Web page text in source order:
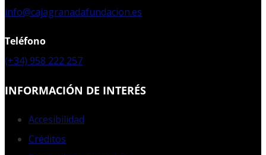
info@cajagranadafundacion.es
Teléfono
(+34) 958 222 257
INFORMACIÓN DE INTERÉS
Accesibilidad
Créditos